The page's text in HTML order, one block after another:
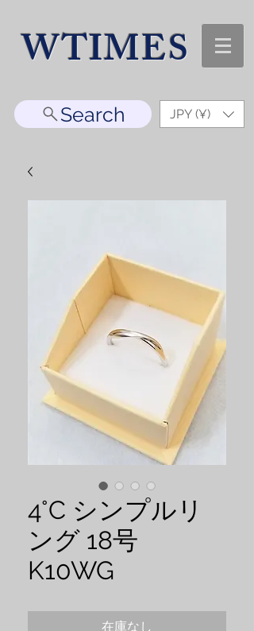
WTIMES
Search JPY (¥)
4°C シンプルリ
ング 18号
K10WG
在庫なし